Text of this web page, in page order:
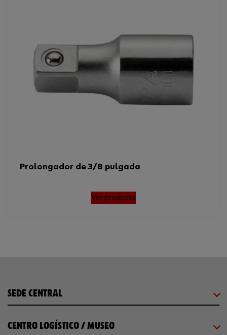
Prolongador de 3/8 pulgada
Ver producto
SEDE CENTRAL
CENTRO LOGÍSTICO / MUSEO